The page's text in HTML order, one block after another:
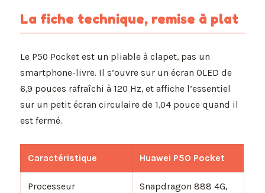
La fiche technique, remise à plat
Le P50 Pocket est un pliable à clapet, pas un
smartphone-livre. Il s’ouvre sur un écran OLED de
6,9 pouces rafraîchi à 120 Hz, et affiche l’essentiel
sur un petit écran circulaire de 1,04 pouce quand il
est fermé.
Caractéristique Huawei P50 Pocket
Processeur Snapdragon 888 4G,